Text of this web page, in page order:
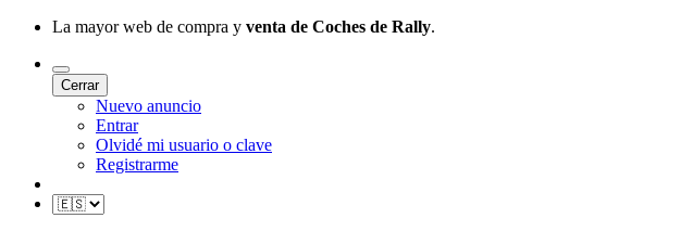
La mayor web de compra y venta de Coches de Rally.
Cerrar
Nuevo anuncio
Entrar
Olvidé mi usuario o clave
Registrarme